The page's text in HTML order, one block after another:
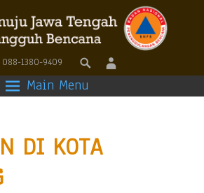
088-1380-9409
Main Menu
DI KOTA